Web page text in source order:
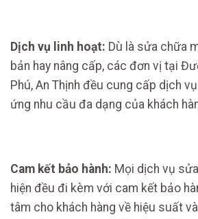
Dịch vụ linh hoạt: Dù là sửa chữa
bản hay nâng cấp, các đơn vị tại
Phú, An Thịnh đều cung cấp dịch
ứng nhu cầu đa dạng của khách
Cam kết bảo hành: Mọi dịch vụ
hiện đều đi kèm với cam kết bảo
tâm cho khách hàng về hiệu suất